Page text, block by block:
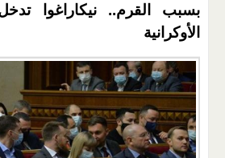
بسبب القرم.. نيكاراغوا
الأوكرانية